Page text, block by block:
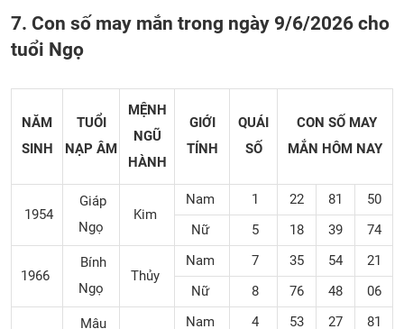
7. Con số may mắn trong ngày 9/6/2026 cho
tuổi Ngọ
NĂM
SINH
TUỔI
NẠP ÂM
MỆNH
NGŨ
HÀNH
GIỚI
TÍNH
QUÁI
SỐ
CON SỐ MAY
MẮN HÔM NAY
1954
Giáp
Ngọ
Kim
Nam 1 22 81
50
Nữ
5 18 39 74
1966
Bính
Ngọ
Thủy
Nam 7 35 54
21
Nữ
8 76 48 06
Mậu
Nam 4 53 27
81